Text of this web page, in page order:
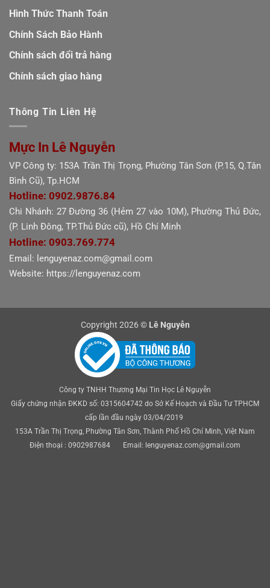
Hình Thức Thanh Toán
Chính Sách Bảo Hành
Chính sách đổi trả hàng
Chính sách giao hàng
Thông Tin Liên Hệ
Mực In Lê Nguyễn
VP Công ty: 153A Trần Thị Trọng, Phường Tân Sơn (P.15, Q.Tân
Bình Cũ), Tp.HCM
Hotline: 0902.9876.84
Chi Nhánh: 27 Đường 36 (Hẻm 27 vào 10M), Phường Thủ Đức,
(P. Linh Đông, TP.Thủ Đức cũ), Hồ Chí Minh
Hotline: 0903.769.774
Email: lenguyenaz.com@gmail.com
Website: https://lenguyenaz.com
Copyright 2026 © Lê Nguyễn
Công ty TNHH Thương Mại Tin Học Lê Nguyễn
Giấy chứng nhận ĐKKD số: 0315604742 do Sở Kế Hoạch và Đầu Tư TPHCM
cấp lần đầu ngày 03/04/2019
153A Trần Thị Trọng, Phường Tân Sơn, Thành Phố Hồ Chí Minh, Việt Nam
Điện thoại : 0902987684 Email: lenguyenaz.com@gmail.com